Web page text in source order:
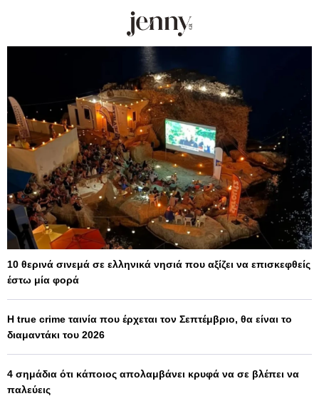
10 θερινά σινεμά σε ελληνικά νησιά που αξίζει να επισκεφθείς
έστω μία φορά
Η true crime ταινία που έρχεται τον Σεπτέμβριο, θα είναι το
διαμαντάκι του 2026
4 σημάδια ότι κάποιος απολαμβάνει κρυφά να σε βλέπει να
παλεύεις